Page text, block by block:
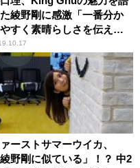
綾野剛に感激「一番分か
すく素晴らしさを伝えて
た」
ーストサマーウイカ、
綾野剛に似ている」！？ 中2